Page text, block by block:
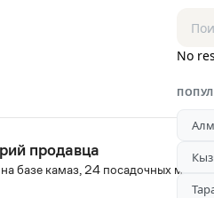
продавца
базе камаз, 24 посадочных мест,
No